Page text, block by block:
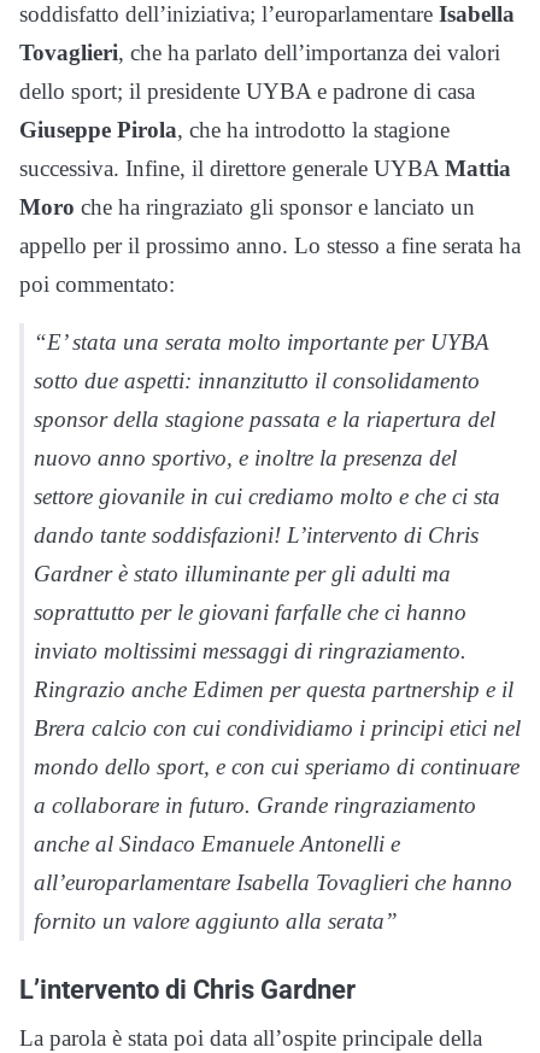
soddisfatto dell’iniziativa; l’europarlamentare Isabella
Tovaglieri, che ha parlato dell’importanza dei valori
dello sport; il presidente UYBA e padrone di casa
Giuseppe Pirola, che ha introdotto la stagione
successiva. Infine, il direttore generale UYBA Mattia
Moro che ha ringraziato gli sponsor e lanciato un
appello per il prossimo anno. Lo stesso a fine serata ha
poi commentato:
“E’ stata una serata molto importante per UYBA
sotto due aspetti: innanzitutto il consolidamento
sponsor della stagione passata e la riapertura del
nuovo anno sportivo, e inoltre la presenza del
settore giovanile in cui crediamo molto e che ci sta
dando tante soddisfazioni! L’intervento di Chris
Gardner è stato illuminante per gli adulti ma
soprattutto per le giovani farfalle che ci hanno
inviato moltissimi messaggi di ringraziamento.
Ringrazio anche Edimen per questa partnership e il
Brera calcio con cui condividiamo i principi etici nel
mondo dello sport, e con cui speriamo di continuare
a collaborare in futuro. Grande ringraziamento
anche al Sindaco Emanuele Antonelli e
all’europarlamentare Isabella Tovaglieri che hanno
fornito un valore aggiunto alla serata”
L’intervento di Chris Gardner
La parola è stata poi data all’ospite principale della